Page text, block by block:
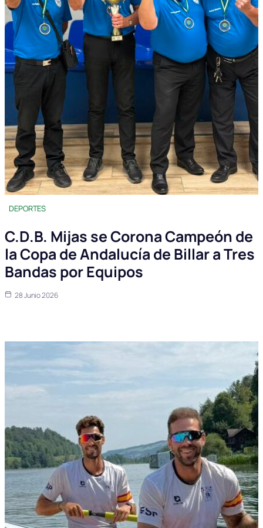
DEPORTES
C.D.B. Mijas se Corona Campeón de
la Copa de Andalucía de Billar a Tres
Bandas por Equipos
28 Junio 2026